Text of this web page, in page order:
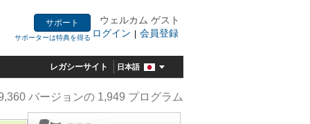
サポート
サポーターは特典を得る
ウェルカム ゲスト
ログイン | 会員登録
レガシーサイト 日本語
バージョンの 1,949 プログラム